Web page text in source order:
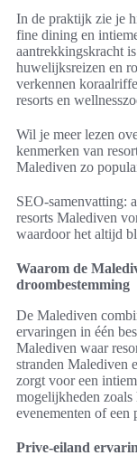
In de praktijk zie je
fine dining en
aantrekkingskracht
huwelijksreizen en
verkennen
resorts en
Wil je meer lezen
kenmerken van
Malediven zo
SEO-samenvatting:
resorts Malediven
waardoor het altijd
Waarom de
droombestemming
De Malediven
ervaringen in één
Malediven waar
stranden Malediven
zorgt voor een
mogelijkheden
evenementen of
Prive-eiland